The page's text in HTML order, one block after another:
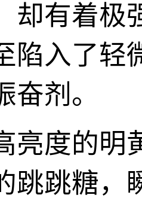
却有着极
陷入了轻
奋剂。
亮度的明
跳跳糖，